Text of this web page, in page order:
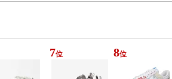
7位 8位